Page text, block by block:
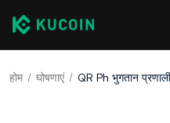
होम घोषणाएं